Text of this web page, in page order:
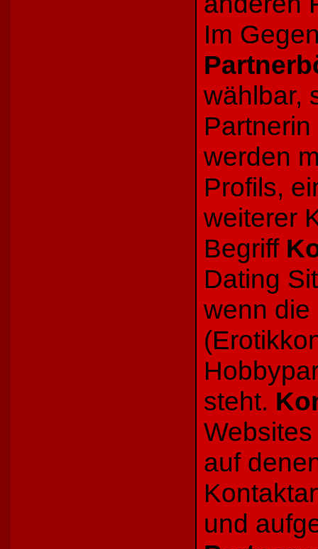
Im
wählbar,
werden
Profils,
weiterer
Begriff
Dating
wenn
steht.
auf
und